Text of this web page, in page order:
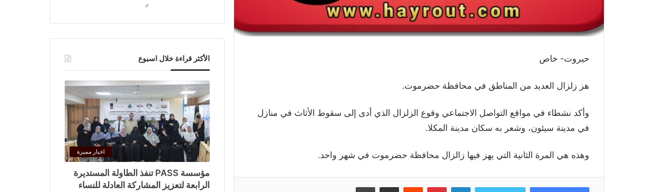
حيروت- خاص
هز زلزال العديد من المناطق في محافظة حضرموت.
وأكد نشطاء في مواقع التواصل الاجتماعي وقوع الزلزال الذي أدى إلى سقوط الأثاث في منازل
في مدينة سيئون، وشعر به سكان مدينة المكلا.
وهذه هي المرة الثانية التي يهز فيها زالزال محافظة حضرموت في شهر واحد.
لينكدإنبينتيريست
‏Reddit مشاركة عبر البريد طباعة
م
الأكثر قراءة خلال اسبوع
اخبار مميزة
مؤسسة PASS تنفذ الطاولة المستديرة
الرابعة لتعزيز المشاركة العادلة للنساء